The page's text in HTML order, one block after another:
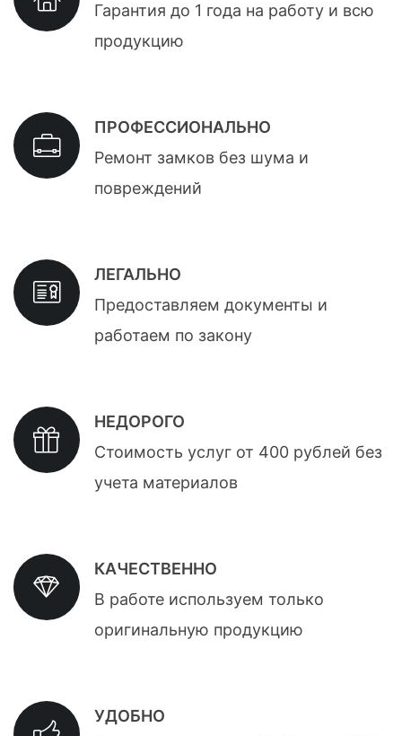
Гарантия до 1 года на работу и всю
продукцию
ПРОФЕССИОНАЛЬНО
Ремонт замков без шума и
повреждений
ЛЕГАЛЬНО
Предоставляем документы и
работаем по закону
НЕДОРОГО
Стоимость услуг от 400 рублей без
учета материалов
КАЧЕСТВЕННО
В работе используем только
оригинальную продукцию
УДОБНО